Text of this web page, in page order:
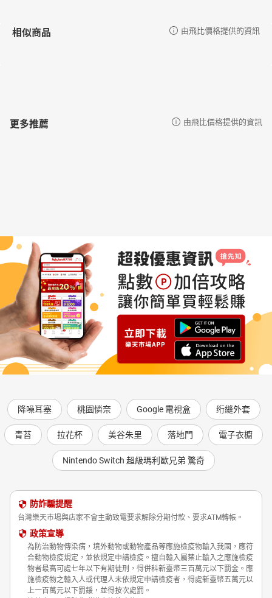
相似商品 由飛比價格提供的資訊
更多推薦 由飛比價格提供的資訊
降噪耳塞 桃園憐奈 Google 電視盒 绗縫外套
青苔 拉花杯 美谷朱里 落地門 電子衣櫥
Nintendo Switch 超級瑪利歐兄弟 驚奇
防詐騙提醒
台灣樂天市場與店家不會主動致電要求解除分期付款、要求ATM轉帳。
政策宣導
為防治動物傳染病，境外動物或動物產品等應施檢疫物輸入我國，應符
合動物檢疫規定，並依規定申請檢疫。擅自輸入屬禁止輸入之應施檢疫
物者最高可處七年以下有期徒刑，得併科新臺幣三百萬元以下罰金。應
施檢疫物之輸入人或代理人未依規定申請檢疫者，得處新臺幣五萬元以
上一百萬元以下罰鍰，並得按次處罰。